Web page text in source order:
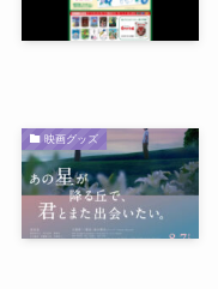
映画グッズ